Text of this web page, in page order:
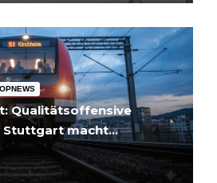
Qualitätsoffensive
Stuttgart macht
abgeschlossen